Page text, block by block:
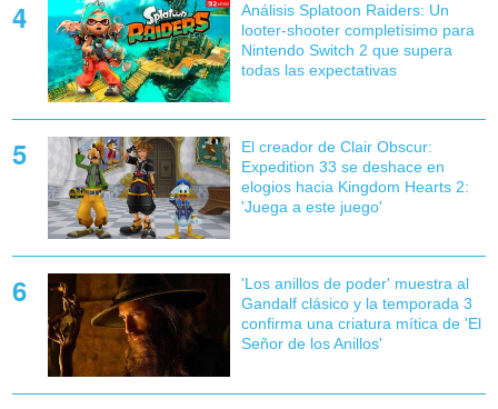
Análisis Splatoon Raiders: Un
looter-shooter completísimo para
Nintendo Switch 2 que supera
todas las expectativas
El creador de Clair Obscur:
Expedition 33 se deshace en
elogios hacia Kingdom Hearts 2:
'Juega a este juego'
'Los anillos de poder' muestra al
Gandalf clásico y la temporada 3
confirma una criatura mítica de 'El
Señor de los Anillos'